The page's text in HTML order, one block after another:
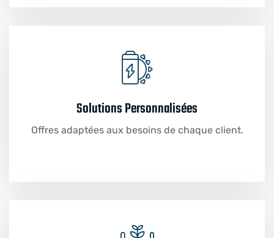
Solutions Personnalisées
Offres adaptées aux besoins de chaque client.